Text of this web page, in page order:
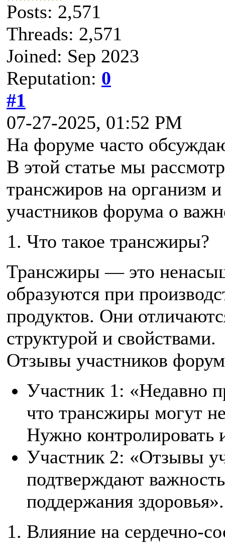
Posts: 2,571
Threads: 2,571
Joined: Sep 2023
Reputation: 0
#1
07-27-2025, 01:52 PM
На форуме часто
В этой статье мы
трансжиров на организм
участников форума о
Что такое трансжиры?
Трансжиры — это
образуются при
продуктов. Они
структурой и свойствами.
Отзывы участников
Участник 1: «Недавно
что трансжиры могут
Нужно контролировать
Участник 2: «Отзывы
подтверждают
поддержания здоровья».
Влияние на сердечно-